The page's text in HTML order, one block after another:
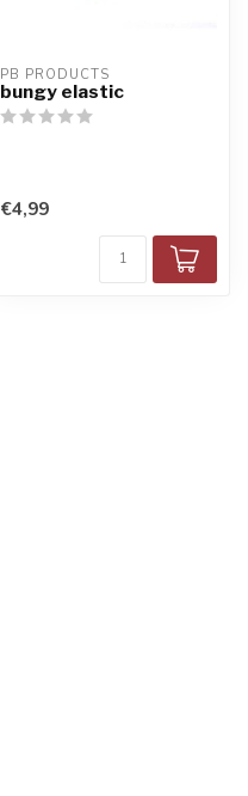
PB PRODUCTS
bungy elastic
€4,99